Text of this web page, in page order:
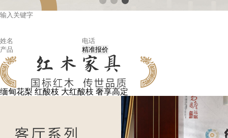
缅甸花梨 红酸枝 大红酸枝 奢享高定